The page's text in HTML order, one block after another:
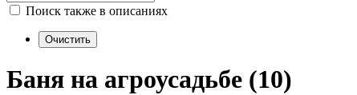
Поиск также в описаниях
Баня на агроусадьбе (10)